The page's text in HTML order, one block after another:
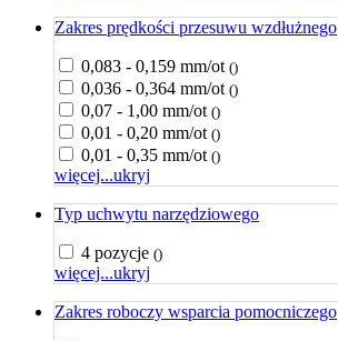
Zakres prędkości przesuwu wzdłużnego
0,083 - 0,159 mm/ot ()
0,036 - 0,364 mm/ot ()
0,07 - 1,00 mm/ot ()
0,01 - 0,20 mm/ot ()
0,01 - 0,35 mm/ot ()
więcej...ukryj
Typ uchwytu narzędziowego
4 pozycje ()
więcej...ukryj
Zakres roboczy wsparcia pomocniczego